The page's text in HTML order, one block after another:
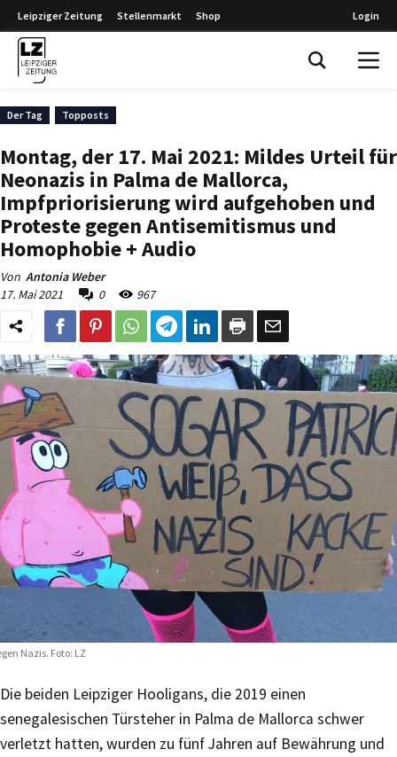
Leipziger Zeitung Stellenmarkt Shop Login
Der Tag Topposts
Montag, der 17. Mai 2021: Mildes Urteil für
Neonazis in Palma de Mallorca,
Impfpriorisierung wird aufgehoben und
Proteste gegen Antisemitismus und
Homophobie + Audio
Von Antonia Weber
17. Mai 2021
0 967
Nazis. Foto: LZ
Die beiden Leipziger Hooligans, die 2019 einen
senegalesischen Türsteher in Palma de Mallorca schwer
verletzt hatten, wurden zu fünf Jahren auf Bewährung und